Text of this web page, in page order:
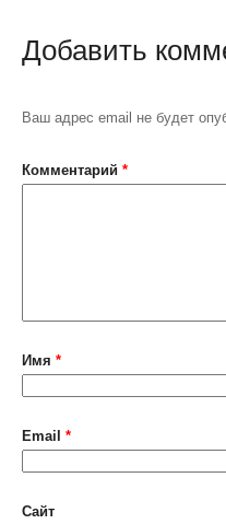
Добавить
Ваш адрес email не будет
Комментарий *
Имя *
Email *
Сайт